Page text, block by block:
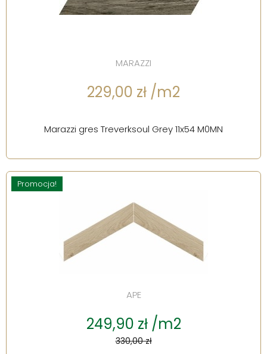
MARAZZI
229,00 zł /m2
Marazzi gres Treverksoul Grey 11x54 M0MN
Promocja!
APE
249,90 zł /m2
330,00 zł